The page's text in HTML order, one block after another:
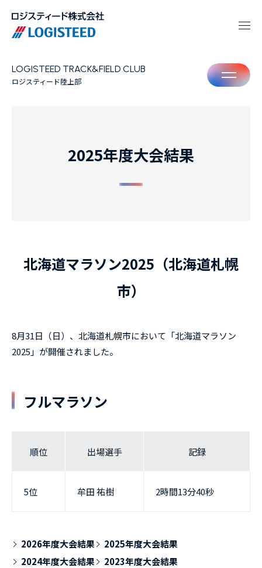
LOGISTEED TRACK&FIELD CLUB
ロジスティード陸上部
2025年度大会結果
北海道マラソン2025（北海道札幌
市）
8月31日（日）、北海道札幌市において「北海道マラソン
2025」が開催されました。
フルマラソン
順位 出場選手 記録
5位 牟田 祐樹 2時間13分40秒
2026年度大会結果
2025年度大会結果
2024年度大会結果
2023年度大会結果